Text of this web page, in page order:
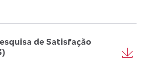
de Satisfação